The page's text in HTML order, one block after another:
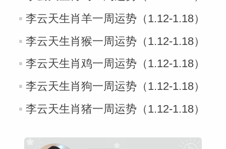
李云天生肖羊一周运势（1.12-1.18）
李云天生肖猴一周运势（1.12-1.18）
李云天生肖鸡一周运势（1.12-1.18）
李云天生肖狗一周运势（1.12-1.18）
李云天生肖猪一周运势（1.12-1.18）